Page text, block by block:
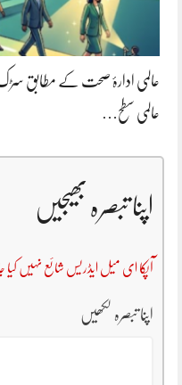
عالمی ادارۂ صحت کے مطابق
عالمی سطح…
اپنا تبصرہ بھیجیں
آپکا ای میل ایڈریس شائع نہیں کیا
اپنا تبصرہ لکھیں